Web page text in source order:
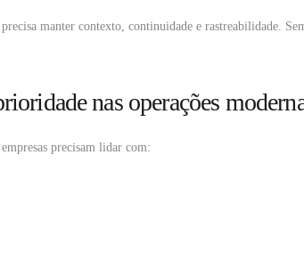
manter contexto, continuidade e rastreabilidade.
nas operações
precisam lidar com: